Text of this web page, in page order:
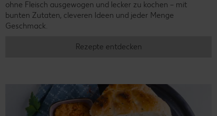
ohne Fleisch ausgewogen und lecker zu kochen – mit
bunten Zutaten, cleveren Ideen und jeder Menge
Geschmack.
Rezepte entdecken